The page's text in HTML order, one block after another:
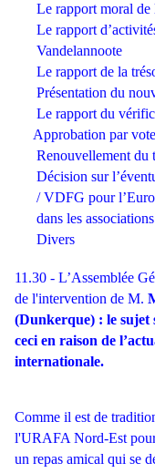
Le rapport moral
Le rapport
Vandelannoote
Le rapport de la
Présentation du
Le rapport du
Approbation par vote
Renouvellement du
Décision sur
/ VDFG pour
dans les
Divers
11.30 - L’Assemblée
de l'intervention de M.
(Dunkerque) : le sujet
ceci en raison de
internationale.
Comme il est de
l'URAFA Nord-Est pour
un repas amical qui se